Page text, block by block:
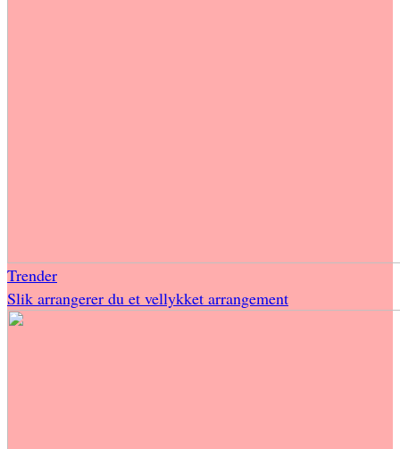
Trender
Slik arrangerer du et vellykket arrangement